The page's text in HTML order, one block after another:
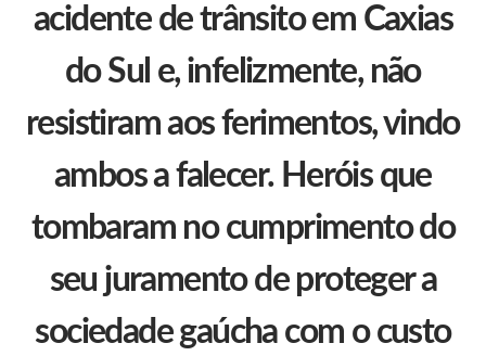
acidente de trânsito em Caxias
do Sul e, infelizmente, não
resistiram aos ferimentos, vindo
ambos a falecer. Heróis que
tombaram no cumprimento do
seu juramento de proteger a
sociedade gaúcha com o custo